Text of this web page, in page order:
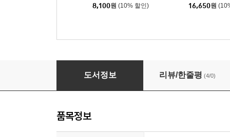
8,100원 (10% 할인) 16,650원
도서정보 리뷰/한줄평 (4/0)
품목정보